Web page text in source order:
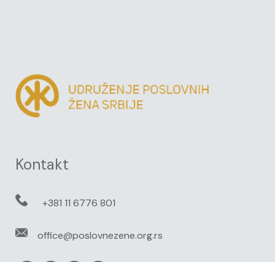
Kontakt
+381 11 6776 801
office@poslovnezene.org.rs